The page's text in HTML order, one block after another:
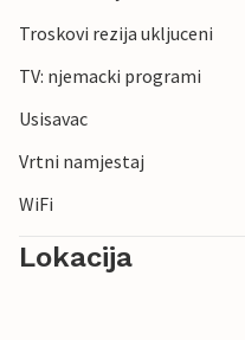
Troskovi rezija ukljuceni
TV: njemacki programi
Usisavac
Vrtni namjestaj
WiFi
Lokacija